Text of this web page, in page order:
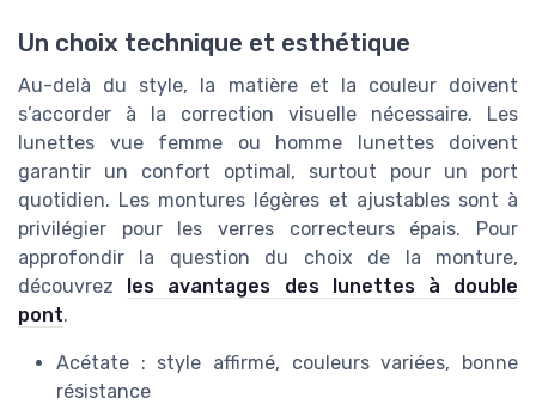
Un choix technique et esthétique
Au-delà du style, la matière et la couleur doivent
s’accorder à la correction visuelle nécessaire. Les
lunettes vue femme ou homme lunettes doivent
garantir un confort optimal, surtout pour un port
quotidien. Les montures légères et ajustables sont à
privilégier pour les verres correcteurs épais. Pour
approfondir la question du choix de la monture,
découvrez les avantages des lunettes à double
pont.
Acétate : style affirmé, couleurs variées, bonne
résistance